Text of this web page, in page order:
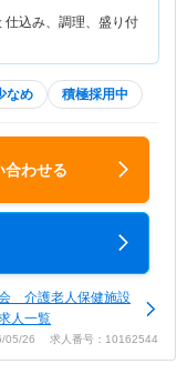
仕込み、調理、盛り付
なめ 積極採用中
合わせる
介護老人保健施設
人一覧
05/26 求人番号：10162544